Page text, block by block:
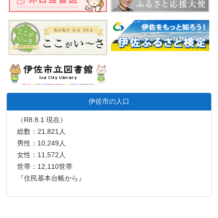
伊佐市の人口
（R8.8.1 現在）
総数：21,821人
男性：10,249人
女性：11,572人
世帯：12,110世帯
『住民基本台帳から』